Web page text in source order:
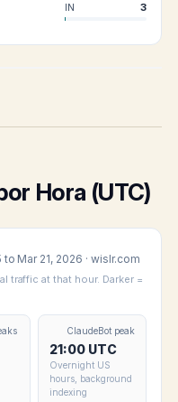
IN 3
Hora (UTC)
Mar 21, 2026 · wislr.com
traffic at that hour. Darker =
ClaudeBot peak
21:00 UTC
Overnight US
hours, background
indexing